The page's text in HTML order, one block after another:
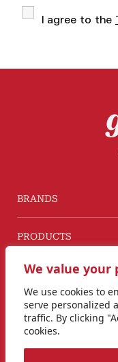
We value your
We use cookies to
serve personalized
traffic. By clicking
cookies.
I agree to the
BRANDS
PRODUCTS
COMPANY
GROUP COMPANY